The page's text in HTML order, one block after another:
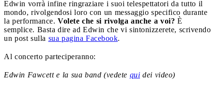
Edwin vorrà infine ringraziare i suoi telespettatori da tutto il
mondo, rivolgendosi loro con un messaggio specifico durante
la performance. Volete che si rivolga anche a voi? È
semplice. Basta dire ad Edwin che vi sintonizzerete, scrivendo
un post sulla sua pagina Facebook.
Al concerto parteciperanno:
Edwin Fawcett e la sua band (vedete qui dei video)